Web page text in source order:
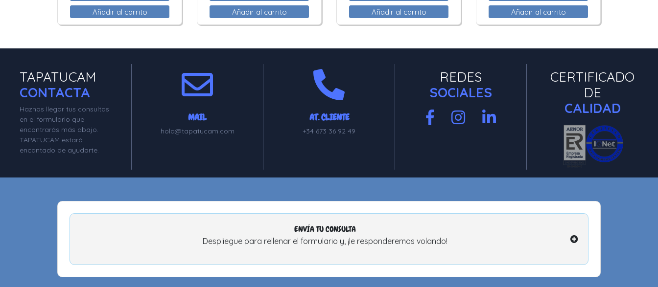
Añadir al carrito
Añadir al carrito
Añadir al carrito
Añadir al carrito
TAPATUCAM
CONTACTA
Haznos llegar tus consultas
en el formulario que
encontrarás más abajo.
TAPATUCAM estará
encantado de ayudarte.
MAIL
hola@tapatucam.com
AT. CLIENTE
+34 673 36 92 49
REDES
SOCIALES
CERTIFICADO
DE
CALIDAD
ENVÍA TU CONSULTA
Despliegue para rellenar el formulario y, ¡le responderemos volando!